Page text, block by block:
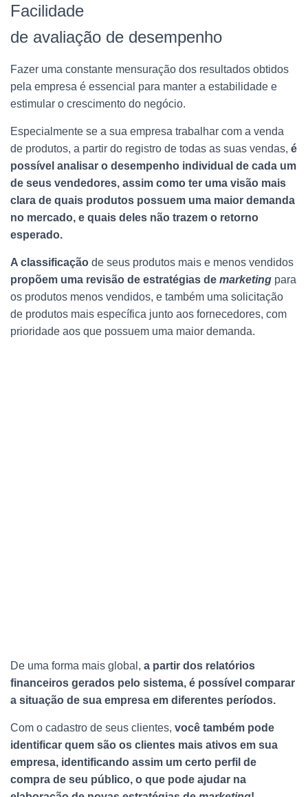
Facilidade
de avaliação de desempenho
Fazer uma constante mensuração dos resultados obtidos
pela empresa é essencial para manter a estabilidade e
estimular o crescimento do negócio.
Especialmente se a sua empresa trabalhar com a venda
de produtos, a partir do registro de todas as suas vendas, é
possível analisar o desempenho individual de cada um
de seus vendedores, assim como ter uma visão mais
clara de quais produtos possuem uma maior demanda
no mercado, e quais deles não trazem o retorno
esperado.
A classificação de seus produtos mais e menos vendidos
propõem uma revisão de estratégias de marketing para
os produtos menos vendidos, e também uma solicitação
de produtos mais específica junto aos fornecedores, com
prioridade aos que possuem uma maior demanda.
De uma forma mais global, a partir dos relatórios
financeiros gerados pelo sistema, é possível comparar
a situação de sua empresa em diferentes períodos.
Com o cadastro de seus clientes, você também pode
identificar quem são os clientes mais ativos em sua
empresa, identificando assim um certo perfil de
compra de seu público, o que pode ajudar na